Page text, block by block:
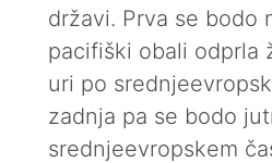
državi. Prva se bodo
pacifiški obali odprla
uri po
zadnja pa se bodo
srednjeevropskem